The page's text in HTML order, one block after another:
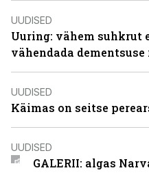
UUDISED
Uuring: vähem suhkrut
vähendada
UUDISED
Käimas on seitse
UUDISED
GALERII: algas